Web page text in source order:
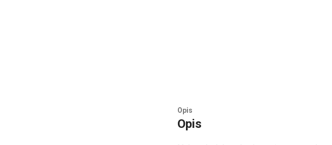
Opis
Opis